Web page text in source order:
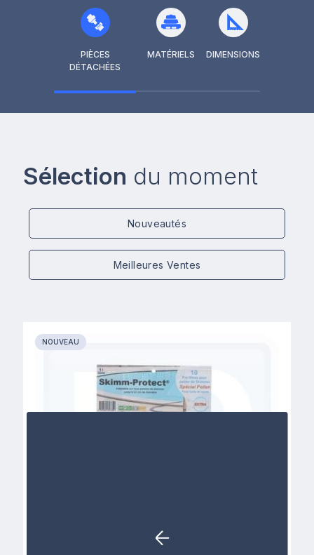
PIÈCES
DÉTACHÉES
MATÉRIELS DIMENSIONS
Sélection du moment
Nouveautés
Meilleures Ventes
NOUVEAU